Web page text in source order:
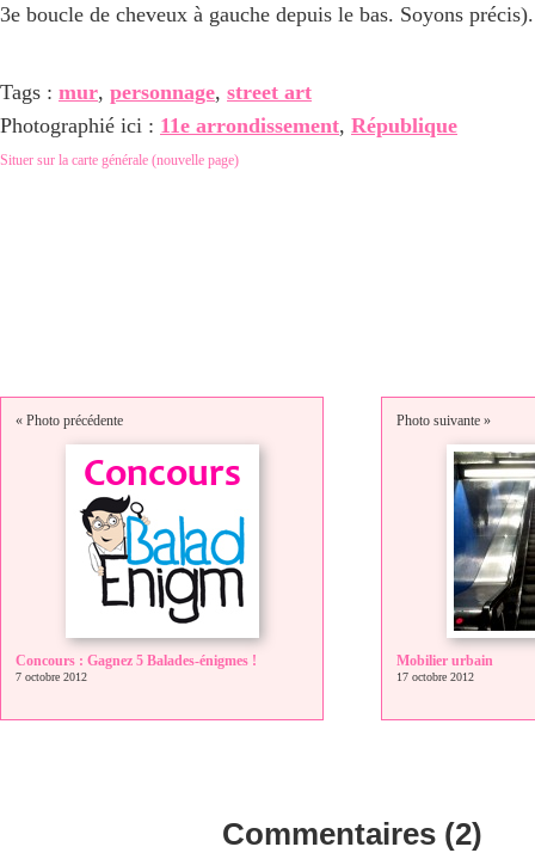
3e boucle de cheveux à gauche depuis le bas. Soyons précis).
Tags : mur, personnage, street art
Photographié ici : 11e arrondissement, République
Situer sur la carte générale (nouvelle page)
« Photo précédente
Concours : Gagnez 5 Balades-énigmes !
7 octobre 2012
Photo suivante »
Mobilier urbain
17 octobre 2012
Commentaires (2)